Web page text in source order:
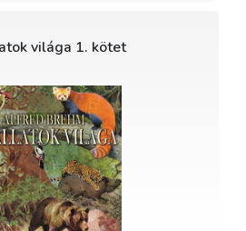
világa 1. kötet